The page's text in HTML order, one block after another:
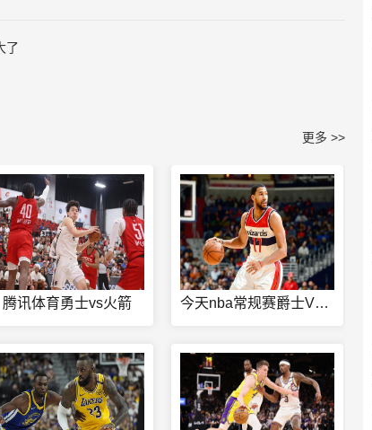
了
更多 >>
腾讯体育勇士vs火箭 今天nba常规赛爵士VS火箭回放